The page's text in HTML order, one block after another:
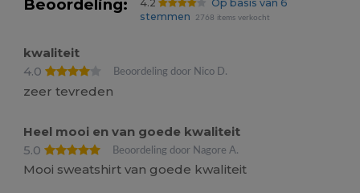
Beoordeling: 4.2
Op basis van 6
stemmen
2768 items verkocht
kwaliteit
4.0
Beoordeling door Nico D.
zeer tevreden
Heel mooi en van goede kwaliteit
5.0
Beoordeling door Nagore A.
Mooi sweatshirt van goede kwaliteit